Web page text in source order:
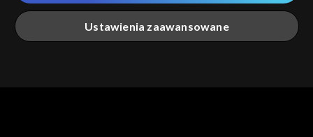
Twoje dane osobowe zbierane podczas odwiedzania przez
Ciebie naszych
poszczególnych serwisówzwanych dalej
„Portalem”, w tym informacje zapisywane za pomocą
Ustawienia zaawansowane